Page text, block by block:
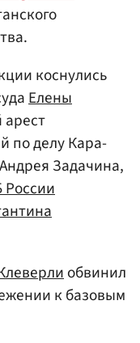
коснулись
Елены
по делу Кара-
Задачина,
обвинил
к базовым